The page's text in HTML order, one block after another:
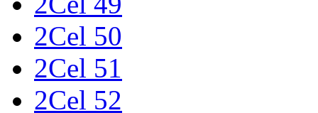
2Cel 50
2Cel 51
2Cel 52